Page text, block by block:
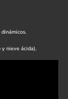
nieve ácida).